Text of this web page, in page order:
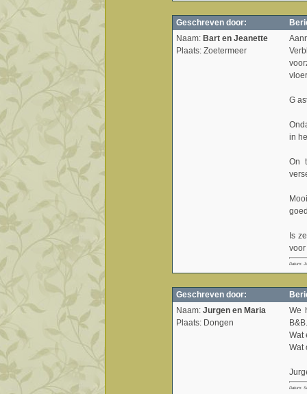
Geschreven door:
Naam: Bart en Jeanette
Plaats: Zoetermeer
G
in
On
Is
Datum:
Geschreven door:
Naam: Jurgen en Maria
Plaats: Dongen
We
Wat
Wat
Datum: